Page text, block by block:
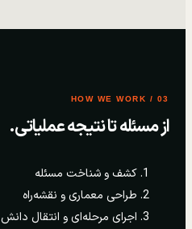
03 / HOW WE WORK
از مسئله تا نتیجه عملیاتی.
کشف و شناخت مسئله
طراحی معماری و نقشه‌راه
اجرای مرحله‌ای و انتقال دانش